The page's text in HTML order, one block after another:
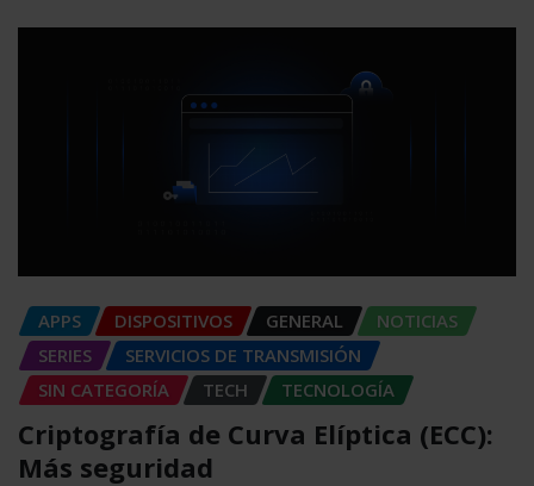
APPS DISPOSITIVOS GENERAL
NOTICIAS
SERIES
SERVICIOS DE TRANSMISIÓN
SIN CATEGORÍA
TECH TECNOLOGÍA
Criptografía de Curva Elíptica (ECC):
Más seguridad